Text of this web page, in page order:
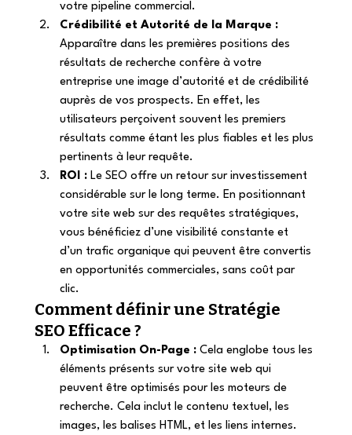
votre pipeline commercial.
Crédibilité et Autorité de la Marque :
Apparaître dans les premières positions des
résultats de recherche confère à votre
entreprise une image d’autorité et de crédibilité
auprès de vos prospects. En effet, les
utilisateurs perçoivent souvent les premiers
résultats comme étant les plus fiables et les plus
pertinents à leur requête.
ROI : Le SEO offre un retour sur investissement
considérable sur le long terme. En positionnant
votre site web sur des requêtes stratégiques,
vous bénéficiez d’une visibilité constante et
d’un trafic organique qui peuvent être convertis
en opportunités commerciales, sans coût par
clic.
Comment définir une Stratégie
SEO Efficace ?
Optimisation On-Page : Cela englobe tous les
éléments présents sur votre site web qui
peuvent être optimisés pour les moteurs de
recherche. Cela inclut le contenu textuel, les
images, les balises HTML, et les liens internes.